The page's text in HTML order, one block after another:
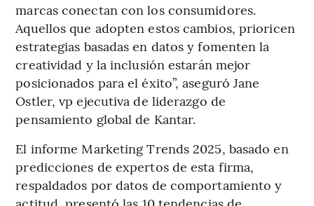
marcas conectan con los consumidores.
Aquellos que adopten estos cambios, prioricen
estrategias basadas en datos y fomenten la
creatividad y la inclusión estarán mejor
posicionados para el éxito”, aseguró Jane
Ostler, vp ejecutiva de liderazgo de
pensamiento global de Kantar.
El informe Marketing Trends 2025, basado en
predicciones de expertos de esta firma,
respaldados por datos de comportamiento y